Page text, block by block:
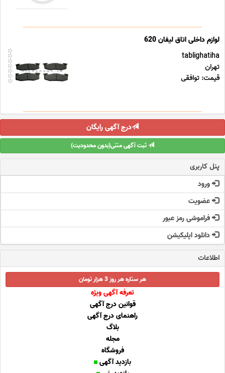
لوازم داخلی اتاق لیفان 620
tablighatiha
تهران
قیمت: توافقی
درج آگهی رایگان
ثبت آگهی متنی(بدون محدودیت)
پنل کاربری
ورود
عضویت
فراموشی رمز عبور
دانلود اپلیکیشن
اطلاعات
هر ستاره هر روز 3 هزار تومان
تعرفه آگهی ویژه
قوانین درج آگهی
راهنمای درج آگهی
بلاگ
مجله
فروشگاه
بازدید آگهی